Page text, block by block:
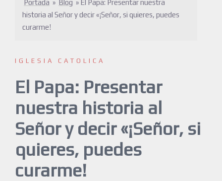
Portada » Blog » El Papa: Presentar nuestra
historia al Señor y decir «¡Señor, si quieres, puedes
curarme!
IGLESIA CATOLICA
El Papa: Presentar
nuestra historia al
Señor y decir «¡Señor, si
quieres, puedes
curarme!